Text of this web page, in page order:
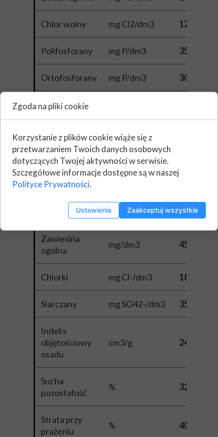
Chlor wolny mg Cl2/dm3 12
Polifosforany mg P/dm3 35
Ortofosforany mg P/dm3 30
Fosfor ogólny
BZT5 mg O2/dm3
Azot ogólny
Azot Kjeldahla mg N/dm3 50
Zawiesina
ogólna
mg/dm3 45
Chlorki mg Cl-/dm3 18
Siarczany mg SO42-/dm3 35
Indeks
objętościowy
osadu
cm3/g 24
Sucha
pozostałość
% 32
Strata przy
prażeniu
% 40
Zgoda na pliki cookie
Korzystanie z plików cookie wiąże się z
przetwarzaniem Twoich danych osobowych
dotyczących Twojej aktywności w serwisie.
Szczegółowe informacje dostępne są w naszej
Polityce Prywatności.
Ustawienia Zaakceptuj wszystkie